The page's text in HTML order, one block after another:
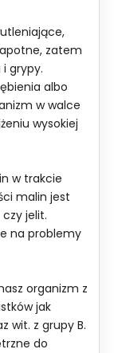
zatem
grypy.
albo
w walce
wysokiej
w trakcie
malin jest
jelit.
na problemy
organizm z
jak
wit. z grupy B.
do